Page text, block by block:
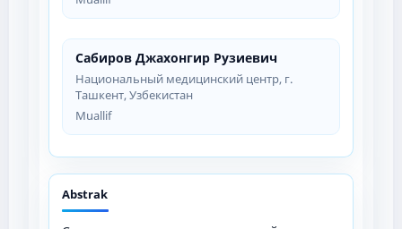
Сабиров Джахонгир Рузиевич
Национальный медицинский центр, г.
Ташкент, Узбекистан
Muallif
Abstrak